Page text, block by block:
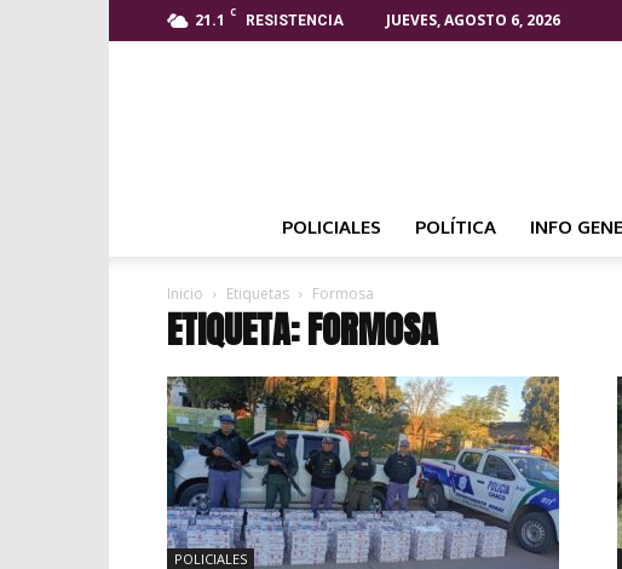
21.1 C
RESISTENCIA JUEVES, AGOSTO 6, 2026
POLICIALES POLÍTICA INFO
Inicio Etiquetas Formosa
ETIQUETA: FORMOSA
POLICIALES